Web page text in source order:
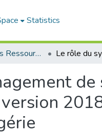
Statistics
Management des Ressources Humaines (MRH)